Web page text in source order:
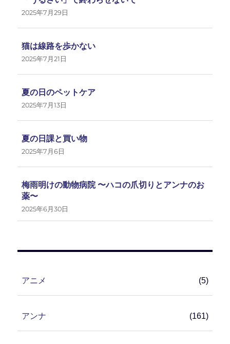
2025年7月29日
猫は線路を歩かない
2025年7月21日
夏の日のペットケア
2025年7月13日
夏の日課と買い物
2025年7月6日
梅雨明けの動物病院 〜ハコの爪切りとアンナのお
薬〜
2025年6月30日
アニメ (5)
アンナ (161)